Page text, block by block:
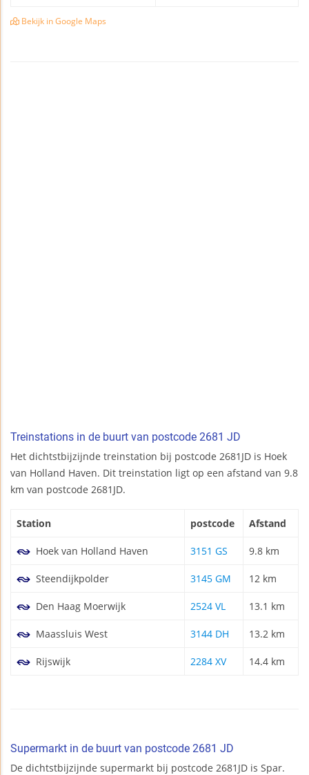
Bekijk in Google Maps
Treinstations in de buurt van postcode 2681 JD
Het dichtstbijzijnde treinstation bij postcode 2681JD is Hoek
van Holland Haven. Dit treinstation ligt op een afstand van 9.8
km van postcode 2681JD.
Station postcode Afstand
Hoek van Holland Haven 3151 GS 9.8 km
Steendijkpolder 3145 GM 12 km
Den Haag Moerwijk 2524 VL 13.1 km
Maassluis West 3144 DH 13.2 km
Rijswijk 2284 XV 14.4 km
Supermarkt in de buurt van postcode 2681 JD
De dichtstbijzijnde supermarkt bij postcode 2681JD is Spar.